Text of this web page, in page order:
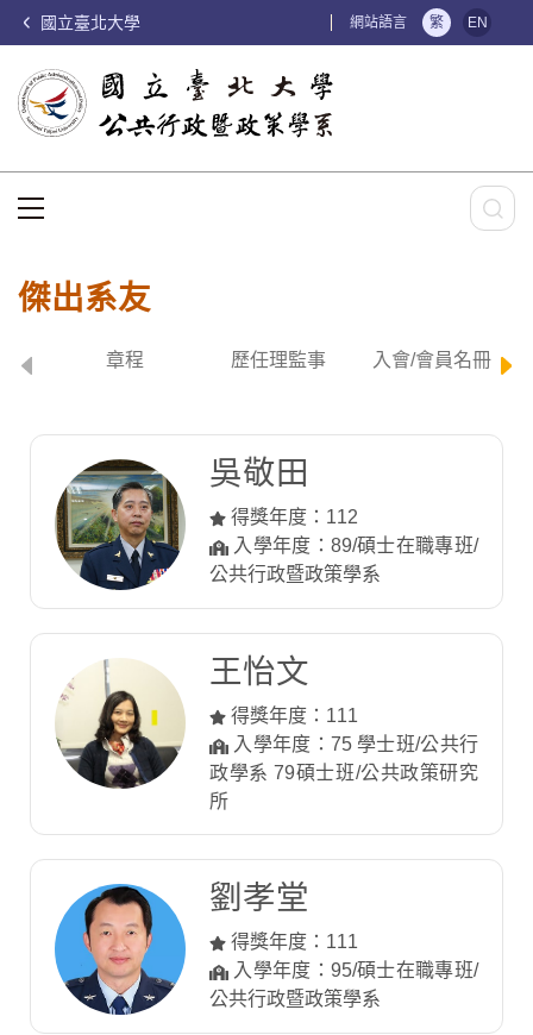
國立臺北大學 網站語言 繁 EN
傑出系友
章程 歷任理監事 入會/會員名冊
吳敬田
得獎年度：112
入學年度：89/碩士在職專班/
公共行政暨政策學系
王怡文
得獎年度：111
入學年度：75 學士班/公共行
政學系 79碩士班/公共政策研究
所
劉孝堂
得獎年度：111
入學年度：95/碩士在職專班/
公共行政暨政策學系